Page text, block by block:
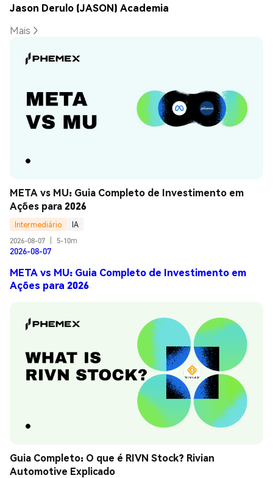
Jason Derulo (JASON) Academia
Mais
META vs MU: Guia Completo de Investimento em
Ações para 2026
Intermediário
IA
2026-08-07
5-10m
2026-08-07
META vs MU: Guia Completo de Investimento em
Ações para 2026
Guia Completo: O que é RIVN Stock? Rivian
Automotive Explicado